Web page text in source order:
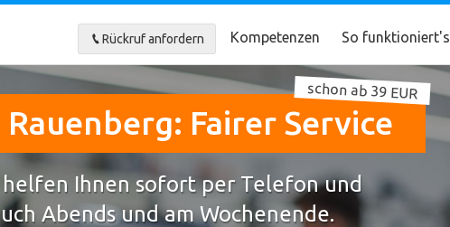
Rückruf anfordern Kompetenzen So funktioniert's
Fairer Service
schon ab 39 EUR
Ihnen sofort per Telefon und
Abends und am Wochenende.